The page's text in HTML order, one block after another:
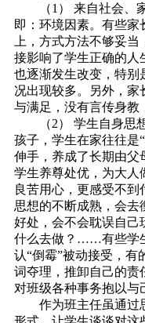
（1） 来自社会、家
即：环境因素。有些家
上，方式方法不够妥当
接影响了学生正确的人
也逐渐发生改变，特别
况出现较多。另外，家
与满足，没有言传身教
（2） 学生自身思想
孩子，学生在家往往是
伸手，养成了长期由父
学生养尊处优，为大人
良苦用心，更感受不
思想的不断成熟，会去
好处，会不会耽误自己
什么去做？……有些学
认“倒霉”被动接受，有
词夺理，推卸自己的责
对班级各种事务抱以与
作为班主任虽通过